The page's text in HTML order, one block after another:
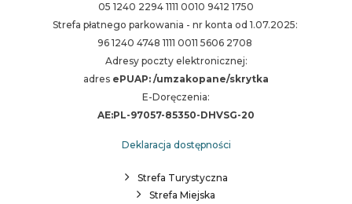
05 1240 2294 1111 0010 9412 1750
Strefa płatnego parkowania - nr konta od 1.07.2025:
96 1240 4748 1111 0011 5606 2708
Adresy poczty elektronicznej:
adres ePUAP: /umzakopane/skrytka
E-Doręczenia:
AE:PL-97057-85350-DHVSG-20
Deklaracja dostępności
Strefa Turystyczna
Strefa Miejska